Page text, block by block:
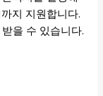
지 지원합니다.
을 수 있습니다.